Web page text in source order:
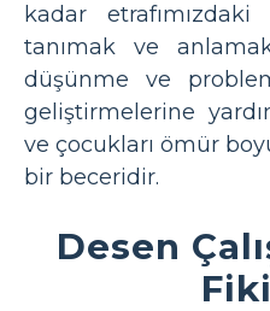
kadar
tanımak ve
düşünme ve
geliştirmelerine
ve çocukları ömür
bir beceridir.
Desen